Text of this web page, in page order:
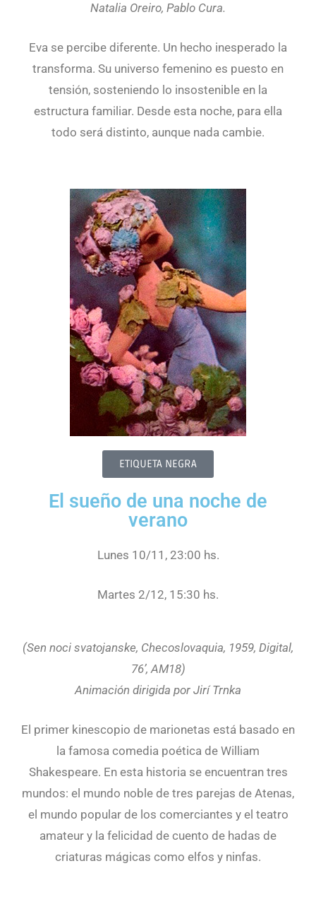
Natalia Oreiro, Pablo Cura.
Eva se percibe diferente. Un hecho inesperado la
transforma. Su universo femenino es puesto en
tensión, sosteniendo lo insostenible en la
estructura familiar. Desde esta noche, para ella
todo será distinto, aunque nada cambie.
ETIQUETA NEGRA
El sueño de una noche de
verano
Lunes 10/11, 23:00 hs.
Martes 2/12, 15:30 hs.
(Sen noci svatojanske, Checoslovaquia, 1959, Digital,
76’, AM18)
Animación dirigida por Jirí Trnka
El primer kinescopio de marionetas está basado en
la famosa comedia poética de William
Shakespeare. En esta historia se encuentran tres
mundos: el mundo noble de tres parejas de Atenas,
el mundo popular de los comerciantes y el teatro
amateur y la felicidad de cuento de hadas de
criaturas mágicas como elfos y ninfas.